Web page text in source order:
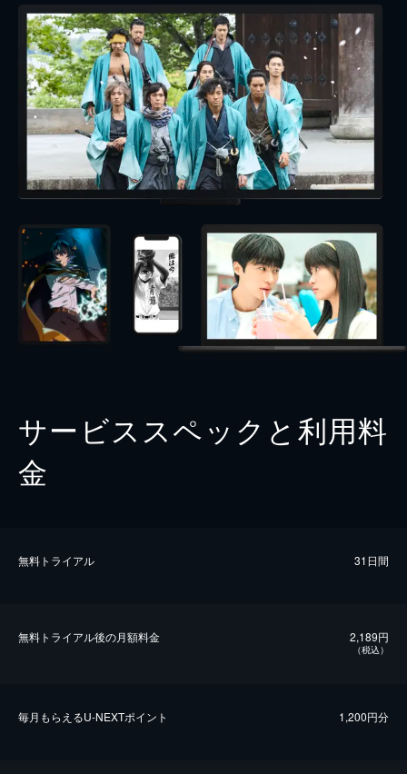
サービススペックと利用料
金
無料トライアル 31日間
無料トライアル後の⽉額料金 2,189円
（税込）
毎⽉もらえるU-NEXTポイント 1,200円分